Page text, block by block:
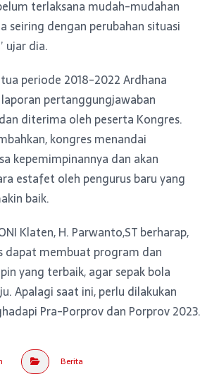
terlaksana mudah-mudahan
seiring dengan perubahan situasi
ujar dia.
periode 2018-2022 Ardhana
pertanggungjawaban
diterima oleh peserta Kongres.
kongres menandai
kepemimpinannya dan akan
estafet oleh pengurus baru yang
baik.
Klaten, H. Parwanto,ST berharap,
dapat membuat program dan
yang terbaik, agar sepak bola
Apalagi saat ini, perlu dilakukan
Pra-Porprov dan Porprov 2023.
Berita